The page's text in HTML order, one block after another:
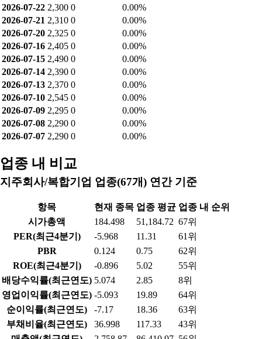
2026-07-22 2,300 0
0.00%
2026-07-21 2,310 0
0.00%
2026-07-20 2,325 0
0.00%
2026-07-16 2,405 0
0.00%
2026-07-15 2,490 0
0.00%
2026-07-14 2,390 0
0.00%
2026-07-13 2,370 0
0.00%
2026-07-10 2,545 0
0.00%
2026-07-09 2,295 0
0.00%
2026-07-08 2,290 0
0.00%
2026-07-07 2,290 0 0.00%
업종 내 비교
지주회사/복합기업 업종(67개) 연간 기준
항목 현재 종목 업종 평균 업종 내 순위
시가총액
184.498 51,184.72 67위
PER(최근4분기)
-5.968 11.31
61위
PBR
0.124 0.75
62위
ROE(최근4분기)
-0.896 5.02
55위
배당수익률(최근연도) 5.074 2.85
8위
영업이익률(최근연도) -5.093 19.89
64위
순이익률(최근연도)
-7.17 18.36
63위
부채비율(최근연도)
36.998 117.33
43위